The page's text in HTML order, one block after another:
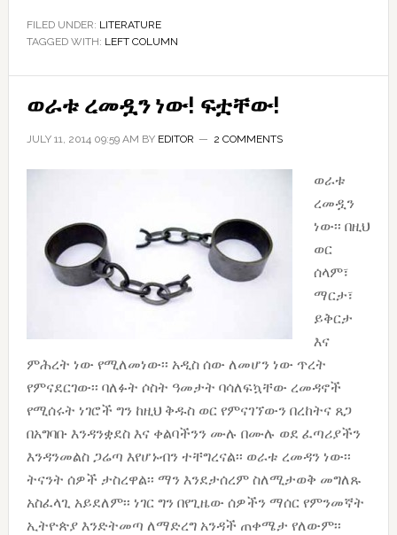
FILED UNDER: LITERATURE
TAGGED WITH: LEFT COLUMN
ወራቱ ረመዷን ነው! ፍቷቸው!
JULY 11, 2014 09:59 AM BY EDITOR 2 COMMENTS
ወራቱ
ረመዷን
ነው፡፡ በዚህ
ወር
ሰላም፣
ማርታ፣
ይቅርታ
እና
ምሕረት ነው የሚለመነው፡፡ አዲስ ሰው ለመሆን ነው ጥረት
የምናደርገው፡፡ ባለፉት ሶስት ዓመታት ባሳለፍኳቸው ረመዳኖች
የሚሰሩት ነገሮች ግን ከዚህ ቅዱስ ወር የምናገኘውን በረከትና ጸጋ
በአግባቡ እንዳንቋደስ እና ቀልባችንን ሙሉ በሙሉ ወደ ፈጣሪያችን
እንዳንመልስ ጋሬጣ እየሆኑብን ተቸግረናል፡፡ ወራቱ ረመዳን ነው፡፡
ትናንት ሰዎች ታስረዋል፡፡ ማን እንደታሰረም ስለሚታወቅ መግለጹ
አስፈላጊ አይደለም፡፡ ነገር ግን በየጊዜው ሰዎችን ማሰር የምንመኛት
ኢትዮጵያ እንድትመጣ ለማድረግ አንዳች ጠቀሜታ የለውም፡፡